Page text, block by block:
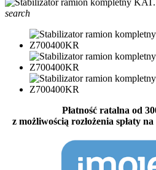
search
Płatność ratalna od
z możliwością rozłożenia spłaty